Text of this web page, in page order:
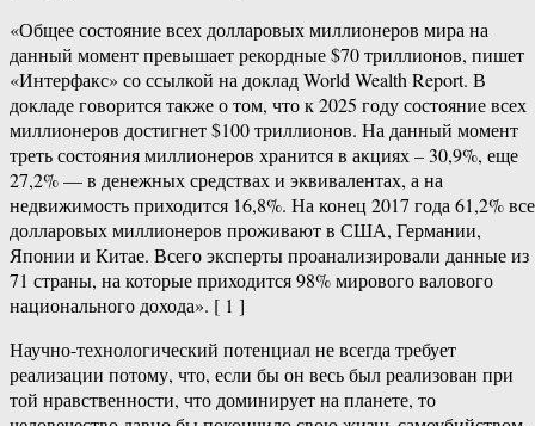
«Общее состояние всех долларовых миллионеров мира на
данный момент превышает рекордные $70 триллионов, пишет
«Интерфакс» со ссылкой на доклад World Wealth Report. В
докладе говорится также о том, что к 2025 году состояние всех
миллионеров достигнет $100 триллионов. На данный момент
треть состояния миллионеров хранится в акциях – 30,9%, еще
27,2% — в денежных средствах и эквивалентах, а на
недвижимость приходится 16,8%. На конец 2017 года 61,2%
долларовых миллионеров проживают в США, Германии,
Японии и Китае. Всего эксперты проанализировали данные из
71 страны, на которые приходится 98% мирового валового
национального дохода». [ 1 ]
Научно-технологический потенциал не всегда требует
реализации потому, что, если бы он весь был реализован при
той нравственности, что доминирует на планете, то